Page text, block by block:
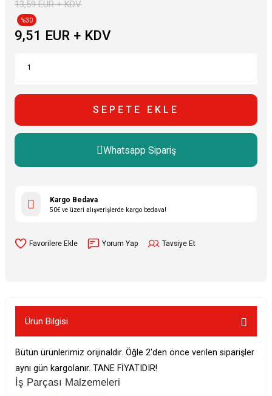
13,59 EUR + KDV
%30
9,51 EUR + KDV
SEPETE EKLE
Whatsapp Sipariş
Kargo Bedava
50€ ve üzeri alışverişlerde kargo bedava!
Yorum Yap Tavsiye Et
Ürün Bilgisi
Bütün ürünlerimiz orijinaldir. Öğle 2'den önce verilen siparişler
aynı gün kargolanır. TANE FİYATIDIR!
İş Parçası Malzemeleri